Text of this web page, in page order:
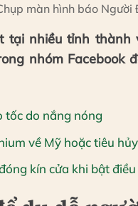
màn hình báo Người
nhiều tỉnh thành
nhóm Facebook
tốc do nắng nóng
về Mỹ hoặc tiêu
kín cửa khi bật